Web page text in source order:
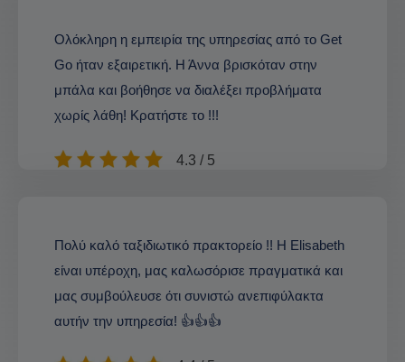
Ολόκληρη η εμπειρία της υπηρεσίας από το Get
Go ήταν εξαιρετική. Η Άννα βρισκόταν στην
μπάλα και βοήθησε να διαλέξει προβλήματα
χωρίς λάθη! Κρατήστε το !!!
4.3 / 5
Πολύ καλό ταξιδιωτικό πρακτορείο !! Η Elisabeth
είναι υπέροχη, μας καλωσόρισε πραγματικά και
μας συμβούλευσε ότι συνιστώ ανεπιφύλακτα
αυτήν την υπηρεσία! 👍👍👍